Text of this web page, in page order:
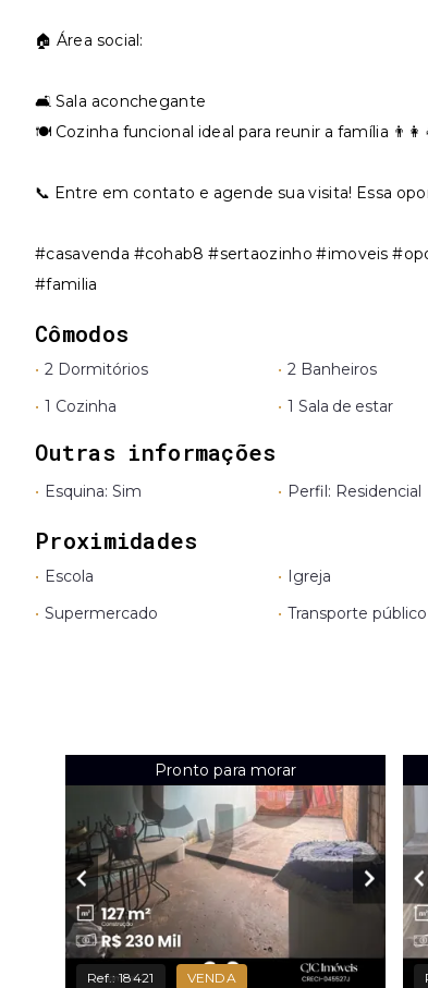
🏠 Área social:
🛋️ Sala aconchegante
🍽️ Cozinha funcional ideal para reunir a família
📞 Entre em contato e agende sua visita! Essa
#casavenda #cohab8 #sertaozinho #imoveis
#familia
Cômodos
• 2 Dormitórios • 2 Banheiros
• 1 Cozinha • 1 Sala de estar
Outras informações
• Esquina: Sim • Perfil: Residencial
Proximidades
• Escola • Igreja
• Supermercado • Transporte público
Pronto para morar
Ref.:18421 VENDA